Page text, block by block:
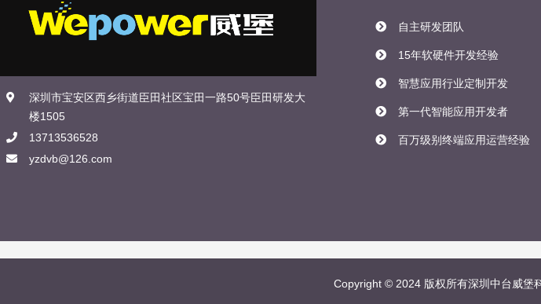
深圳市宝安区西乡街道臣田社区宝田一路50号臣田研发大
楼1505
13713536528
yzdvb@126.com
自主研发团队
15年软硬件开发经验
智慧应用行业定制开发
第一代智能应用开发者
百万级别终端应用运营经验
Copyright © 2024 版权所有深圳中台威堡